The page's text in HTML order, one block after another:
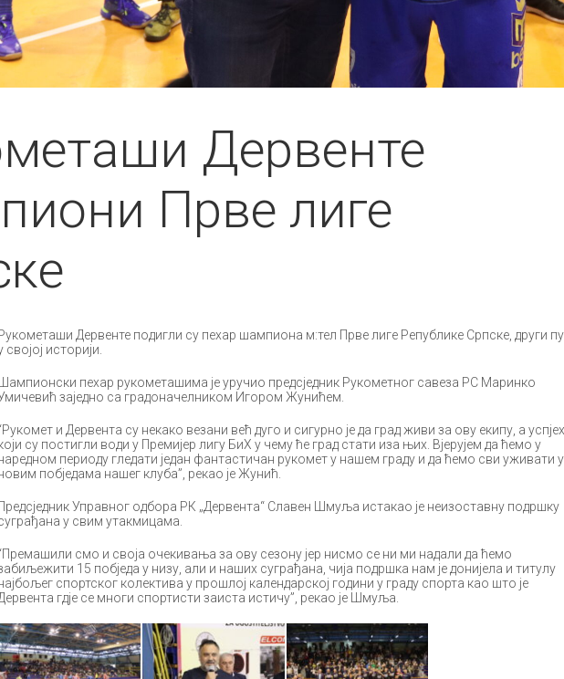
Дервенте
Прве лиге
Дервенте подигли су пехар шампиона м:тел Прве лиге Републике Српске, други
својој историји.
Шампионски пехар рукометашима је уручио предсједник Рукометног савеза РС Маринко
заједно са градоначелником Игором Жунићем.
и Дервента су некако везани већ дуго и сигурно је да град живи за ову екипу, а успјех
су постигли води у Премијер лигу БиХ у чему ће град стати иза њих. Вјерујем да ћемо у
периоду гледати један фантастичан рукомет у нашем граду и да ћемо сви уживати у
побједама нашег клуба”, рекао је Жунић.
Предсједник Управног одбора РК „Дервента“ Славен Шмуља истакао је неизоставну подршку
у свим утакмицама.
смо и своја очекивања за ову сезону јер нисмо се ни ми надали да ћемо
15 побједа у низу, али и наших суграђана, чија подршка нам је донијела и титулу
спортског колектива у прошлој календарској години у граду спорта као што је
гдје се многи спортисти заиста истичу”, рекао је Шмуља.